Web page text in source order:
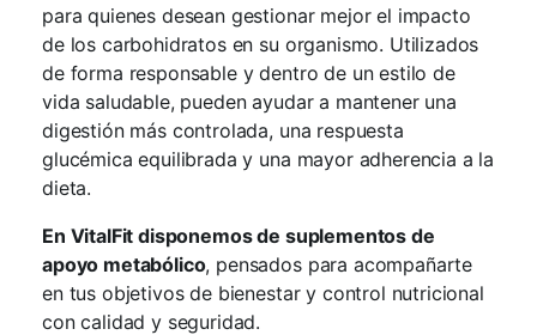
para quienes desean gestionar mejor el impacto
de los carbohidratos en su organismo. Utilizados
de forma responsable y dentro de un estilo de
vida saludable, pueden ayudar a mantener una
digestión más controlada, una respuesta
glucémica equilibrada y una mayor adherencia a la
dieta.
En VitalFit disponemos de suplementos de
apoyo metabólico, pensados para acompañarte
en tus objetivos de bienestar y control nutricional
con calidad y seguridad.